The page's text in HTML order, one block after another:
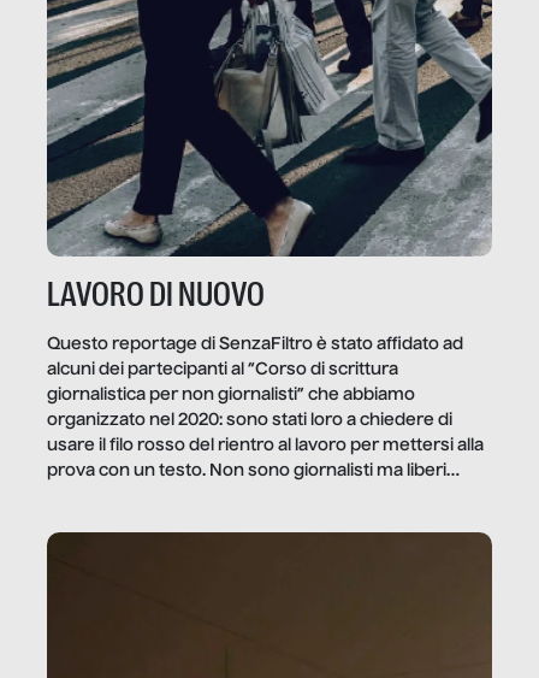
LAVORO DI NUOVO
Questo reportage di SenzaFiltro è stato affidato ad
alcuni dei partecipanti al “Corso di scrittura
giornalistica per non giornalisti” che abbiamo
organizzato nel 2020: sono stati loro a chiedere di
usare il filo rosso del rientro al lavoro per mettersi alla
prova con un testo. Non sono giornalisti ma liberi